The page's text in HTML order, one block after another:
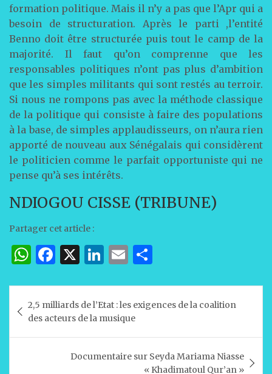
formation politique. Mais il n’y a pas que l’Apr qui a
besoin de structuration. Après le parti ,l’entité
Benno doit être structurée puis tout le camp de la
majorité. Il faut qu’on comprenne que les
responsables politiques n’ont pas plus d’ambition
que les simples militants qui sont restés au terroir.
Si nous ne rompons pas avec la méthode classique
de la politique qui consiste à faire des populations
à la base, de simples applaudisseurs, on n’aura rien
apporté de nouveau aux Sénégalais qui considèrent
le politicien comme le parfait opportuniste qui ne
pense qu’à ses intérêts.
NDIOGOU CISSE (TRIBUNE)
Partager cet article :
W
at
s
A
F
c
e
b
X
Li
k
e
dI
n
E
ai
l
ta
g
er
de
l’article
2,5 milliards de l’Etat : les exigences de la coalition
des acteurs de la musique
Documentaire sur Seyda Mariama Niasse
« Khadimatoul Qur’an »